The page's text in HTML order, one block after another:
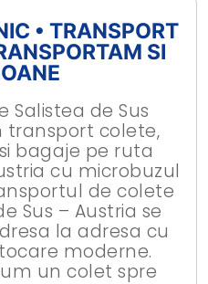
• TRANSPORT
SI
Salistea de Sus
transport colete,
bagaje pe ruta
cu microbuzul
de colete
Sus – Austria se
la adresa cu
moderne.
un colet spre